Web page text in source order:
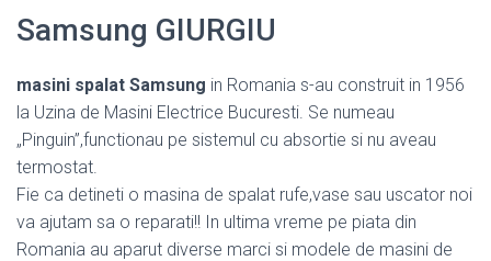
Samsung GIURGIU
masini spalat Samsung in Romania s-au construit in 1956
la Uzina de Masini Electrice Bucuresti. Se numeau
„Pinguin”,functionau pe sistemul cu absortie si nu aveau
termostat.
Fie ca detineti o masina de spalat rufe,vase sau uscator noi
va ajutam sa o reparati!! In ultima vreme pe piata din
Romania au aparut diverse marci si modele de masini de